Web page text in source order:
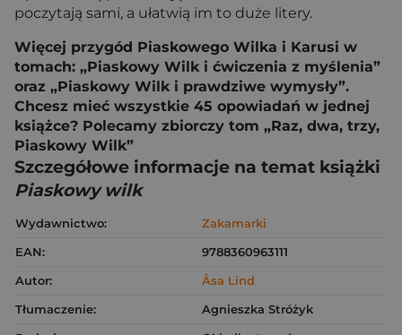
poczytają sami, a ułatwią im to duże litery.
Więcej przygód Piaskowego Wilka i Karusi w
tomach: „Piaskowy Wilk i ćwiczenia z myślenia”
oraz „Piaskowy Wilk i prawdziwe wymysły”.
Chcesz mieć wszystkie 45 opowiadań w jednej
książce? Polecamy zbiorczy tom „Raz, dwa, trzy,
Piaskowy Wilk”
Szczegółowe informacje na temat książki
Piaskowy wilk
Wydawnictwo:
Zakamarki
EAN:
9788360963111
Autor:
Åsa Lind
Tłumaczenie:
Agnieszka Stróżyk